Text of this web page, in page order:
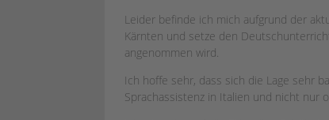
Leider befinde ich mich aufgrund der
Kärnten und setze den
angenommen wird.
Ich hoffe sehr, dass sich die Lage sehr
Sprachassistenz in Italien und nicht nur